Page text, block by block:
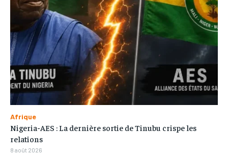
Afrique
Nigeria-AES : La dernière sortie de Tinubu crispe les
relations
8 août 2026